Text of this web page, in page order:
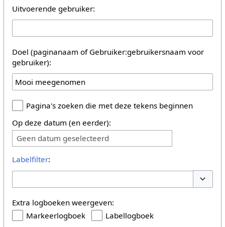
Uitvoerende gebruiker:
Doel (paginanaam of Gebruiker:gebruikersnaam voor
gebruiker):
Pagina's zoeken die met deze tekens beginnen
Op deze datum (en eerder):
Geen datum geselecteerd
Labelfilter:
Extra logboeken weergeven:
Markeerlogboek
Labellogboek